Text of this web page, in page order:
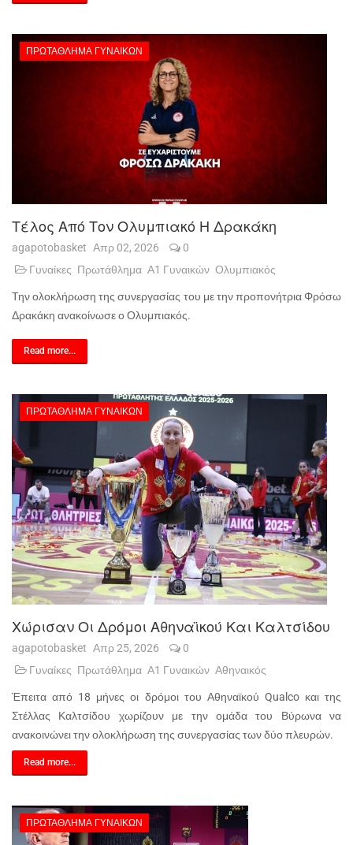
ΠΡΩΤΆΘΛΗΜΑ ΓΥΝΑΙΚΏΝ
Τέλος Από Τον Ολυμπιακό Η Δρακάκη
agapotobasket Απρ 02, 2026
0
Γυναίκες Πρωτάθλημα Α1 Γυναικών Ολυμπιακός
Την ολοκλήρωση της συνεργασίας του με την προπονήτρια Φρόσω
Δρακάκη ανακοίνωσε ο Ολυμπιακός.
Read more...
ΠΡΩΤΆΘΛΗΜΑ ΓΥΝΑΙΚΏΝ
Χώρισαν Οι Δρόμοι Αθηναϊκού Και Καλτσίδου
agapotobasket Απρ 25, 2026
0
Γυναίκες Πρωτάθλημα Α1 Γυναικών Αθηναικός
Έπειτα από 18 μήνες οι δρόμοι του Αθηναϊκού Qualco και της
Στέλλας Καλτσίδου χωρίζουν με την ομάδα του Βύρωνα να
ανακοινώνει την ολοκλήρωση της συνεργασίας των δύο πλευρών.
Read more...
ΠΡΩΤΆΘΛΗΜΑ ΓΥΝΑΙΚΏΝ